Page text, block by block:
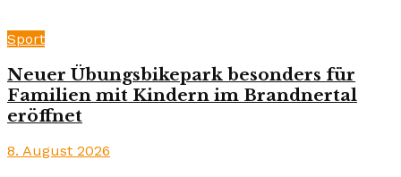
Sport
Neuer Übungsbikepark besonders für
Familien mit Kindern im Brandnertal
eröffnet
8. August 2026